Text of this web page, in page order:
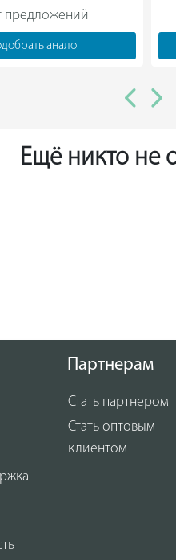
предложений
аналог
Ещё никто не
Партнерам
Стать партнером
Стать оптовым
клиентом